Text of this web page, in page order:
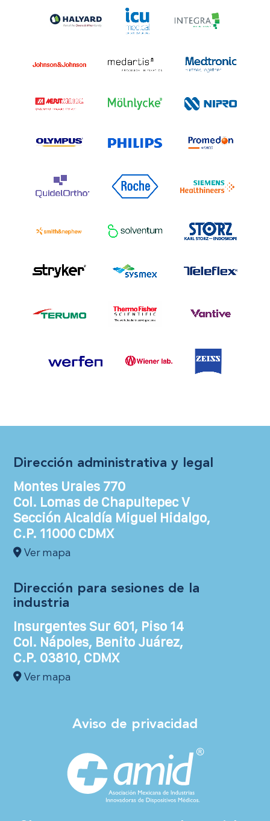
Dirección administrativa y legal
Montes Urales 770
Col. Lomas de Chapultepec V
Sección Alcaldía Miguel Hidalgo,
C.P. 11000 CDMX
Ver mapa
Dirección para sesiones de la
industria
Insurgentes Sur 601, Piso 14
Col. Nápoles, Benito Juárez,
C.P. 03810, CDMX
Ver mapa
Aviso de privacidad